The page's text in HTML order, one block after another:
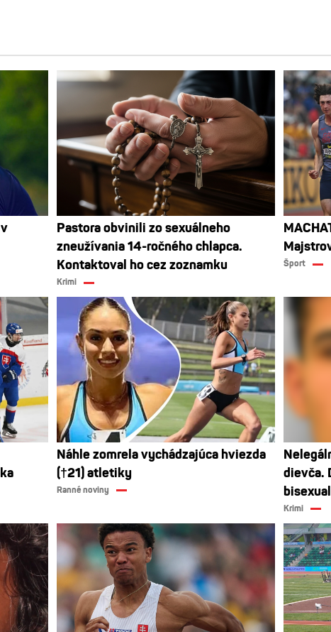
Pastora obvinili zo sexuálneho
zneužívania 14-ročného chlapca.
Kontaktoval ho cez zoznamku
Krimi
Šport
Náhle zomrela vychádzajúca hviezda
(†21) atletiky
Ranné noviny
dievča.
Krimi